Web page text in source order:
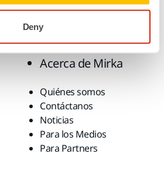
Deny
Soluciones
Acerca de Mirka
Quiénes somos
Contáctanos
Noticias
Para los Medios
Para Partners